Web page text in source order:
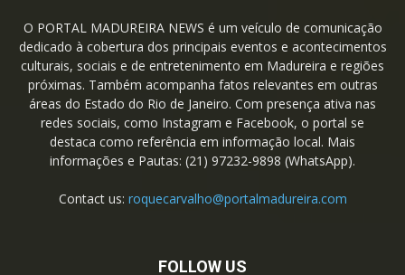
O PORTAL MADUREIRA NEWS é um veículo de comunicação
dedicado à cobertura dos principais eventos e acontecimentos
culturais, sociais e de entretenimento em Madureira e regiões
próximas. Também acompanha fatos relevantes em outras
áreas do Estado do Rio de Janeiro. Com presença ativa nas
redes sociais, como Instagram e Facebook, o portal se
destaca como referência em informação local. Mais
informações e Pautas: (21) 97232-9898 (WhatsApp).
Contact us: roquecarvalho@portalmadureira.com
FOLLOW US